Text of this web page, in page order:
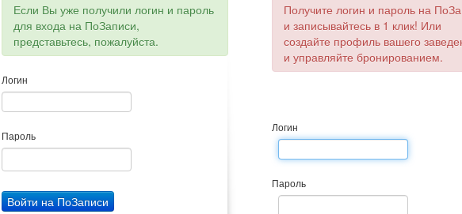
Если Вы уже получили логин и пароль
для входа на ПоЗаписи,
представьтесь, пожалуйста.
Логин
Пароль
Получите логин и пароль на
и записывайтесь в 1 клик! Или
создайте профиль вашего
и управляйте бронированием.
Логин
Пароль